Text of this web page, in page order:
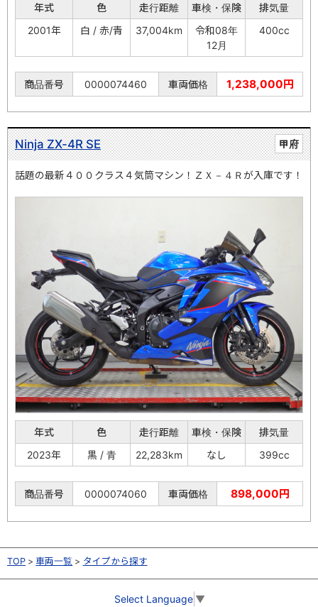
年式 色 走行距離 車検・保険
排気量
2001年
白 / 赤/青 37,004km
令和08年
12月
400cc
商品番号 0000074460 車両価格 1,238,000円
甲府
Ninja ZX-4R SE
話題の最新４００クラス４気筒マシン！ＺＸ－４Ｒが入庫です！
年式 色 走行距離 車検・保険
排気量
2023年
黒 / 青 22,283km なし 399cc
商品番号 0000074060 車両価格 898,000円
TOP 車両一覧 タイプから探す
Select Language ▼